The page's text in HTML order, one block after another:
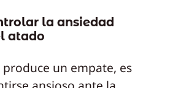
la ansiedad
atado
produce un empate, es